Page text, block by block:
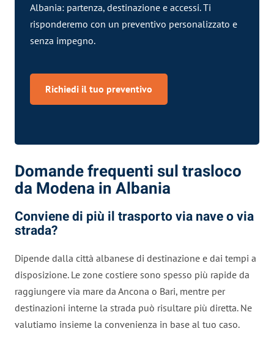
Albania: partenza, destinazione e accessi. Ti
risponderemo con un preventivo personalizzato e
senza impegno.
Richiedi il tuo preventivo
Domande frequenti sul trasloco
da Modena in Albania
Conviene di più il trasporto via nave o via
strada?
Dipende dalla città albanese di destinazione e dai tempi a
disposizione. Le zone costiere sono spesso più rapide da
raggiungere via mare da Ancona o Bari, mentre per
destinazioni interne la strada può risultare più diretta. Ne
valutiamo insieme la convenienza in base al tuo caso.